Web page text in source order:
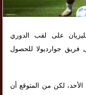
على لقب الدوري
فريق جوارديولا للحصول
مع أرسنال يوم الأحد، لكن من المتوقع أن